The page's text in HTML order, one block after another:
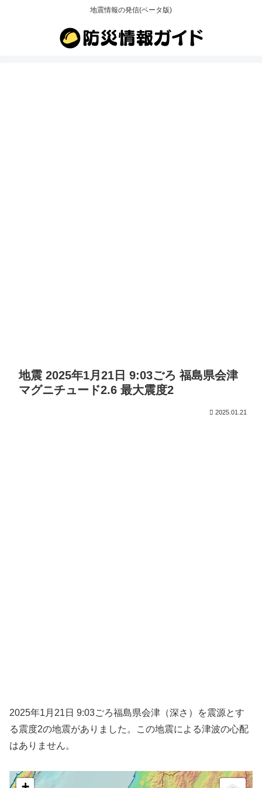
地震情報の発信(ベータ版)
地震 2025年1月21日 9:03ごろ 福島県会津
マグニチュード2.6 最大震度2
2025.01.21
2025年1月21日 9:03ごろ福島県会津（深さ）を震源とす
る震度2の地震がありました。この地震による津波の心配
はありません。